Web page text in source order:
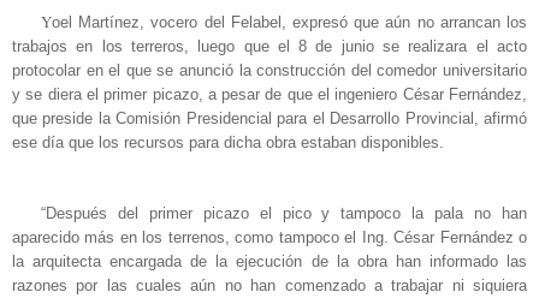
Yoel Martínez, vocero del Felabel, expresó que aún no arrancan los
trabajos en los terreros, luego que el 8 de junio se realizara el acto
protocolar en el que se anunció la construcción del comedor universitario
y se diera el primer picazo, a pesar de que el ingeniero César Fernández,
que preside la Comisión Presidencial para el Desarrollo Provincial, afirmó
ese día que los recursos para dicha obra estaban disponibles.
“Después del primer picazo el pico y tampoco la pala no han
aparecido más en los terrenos, como tampoco el Ing. César Fernández o
la arquitecta encargada de la ejecución de la obra han informado las
razones por las cuales aún no han comenzado a trabajar ni siquiera